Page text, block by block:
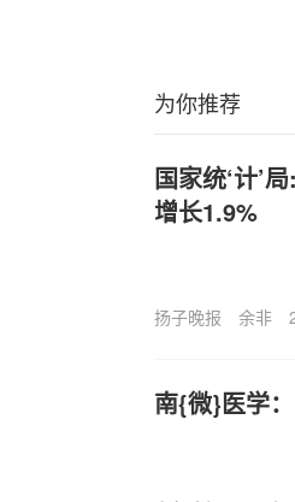
为你推荐
国家统‘计’
增长1.9%
扬子晚报 余非
南{微}医学